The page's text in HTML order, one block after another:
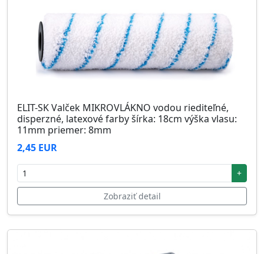
ELIT-SK Valček MIKROVLÁKNO vodou riediteľné,
disperzné, latexové farby šírka: 18cm výška vlasu:
11mm priemer: 8mm
2,45 EUR
+
Zobraziť detail